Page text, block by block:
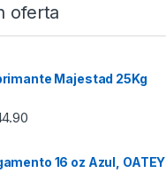
oferta
Majestad 25Kg
16 oz Azul, OATEY